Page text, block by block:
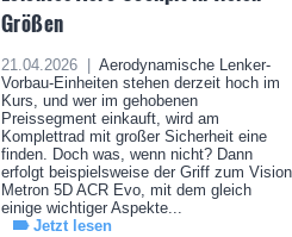
Größen
21.04.2026 |
Aerodynamische Lenker-
Vorbau-Einheiten stehen derzeit hoch im
Kurs, und wer im gehobenen
Preissegment einkauft, wird am
Komplettrad mit großer Sicherheit eine
finden. Doch was, wenn nicht? Dann
erfolgt beispielsweise der Griff zum Vision
Metron 5D ACR Evo, mit dem gleich
einige wichtiger Aspekte...
Jetzt lesen